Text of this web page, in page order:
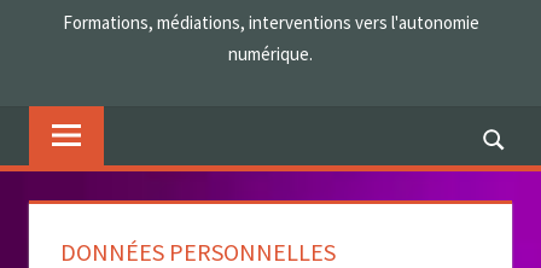
Formations, médiations, interventions vers l'autonomie
numérique.
DONNÉES PERSONNELLES